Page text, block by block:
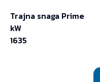
Trajna snaga Prime
kW
1635